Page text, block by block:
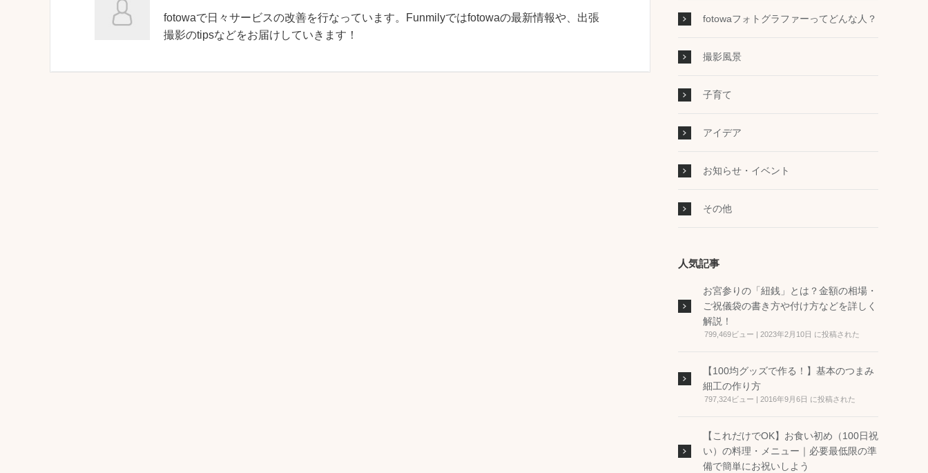
fotowaで日々サービスの改善を行なっています。Funmilyではfotowaの最新情報や、出張
撮影のtipsなどをお届けしていきます！
fotowaフォトグラファーってどんな人？
撮影風景
子育て
アイデア
お知らせ・イベント
その他
人気記事
お宮参りの「紐銭」とは？金額の相場・
ご祝儀袋の書き方や付け方などを詳しく
解説！
799,469ビュー | 2023年2月10日 に投稿された
【100均グッズで作る！】基本のつまみ
細工の作り方
797,324ビュー | 2016年9月6日 に投稿された
【これだけでOK】お食い初め（100日祝
い）の料理・メニュー｜必要最低限の準
備で簡単にお祝いしよう